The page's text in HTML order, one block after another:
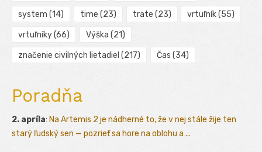
system (14) time (23) trate (23) vrtuľník(55)
vrtuľníky(66) Výška (21)
značenie civilných lietadiel (217) Čas (34)
Poradňa
2. apríla: Na Artemis 2 je nádherné to, že v nej stále žije ten
starý ľudský sen — pozrieť sa hore na oblohu a ...